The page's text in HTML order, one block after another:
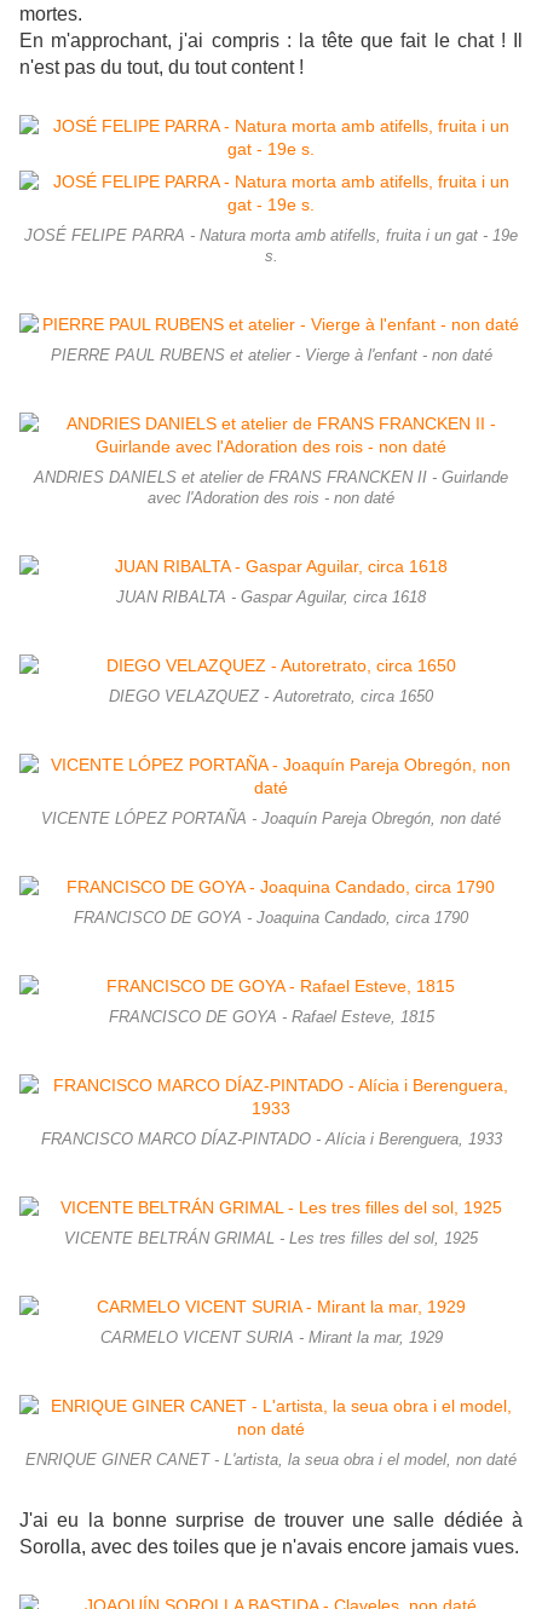
mortes.
En m'approchant, j'ai compris : la tête que fait le chat ! Il
n'est pas du tout, du tout content !
JOSÉ FELIPE PARRA - Natura morta amb atifells, fruita i un gat - 19e
s.
PIERRE PAUL RUBENS et atelier - Vierge à l'enfant - non daté
ANDRIES DANIELS et atelier de FRANS FRANCKEN II - Guirlande
avec l'Adoration des rois - non daté
JUAN RIBALTA - Gaspar Aguilar, circa 1618
DIEGO VELAZQUEZ - Autoretrato, circa 1650
VICENTE LÓPEZ PORTAÑA - Joaquín Pareja Obregón, non daté
FRANCISCO DE GOYA - Joaquina Candado, circa 1790
FRANCISCO DE GOYA - Rafael Esteve, 1815
FRANCISCO MARCO DÍAZ-PINTADO - Alícia i Berenguera, 1933
VICENTE BELTRÁN GRIMAL - Les tres filles del sol, 1925
CARMELO VICENT SURIA - Mirant la mar, 1929
ENRIQUE GINER CANET - L'artista, la seua obra i el model, non daté
J'ai eu la bonne surprise de trouver une salle dédiée à
Sorolla, avec des toiles que je n'avais encore jamais vues.